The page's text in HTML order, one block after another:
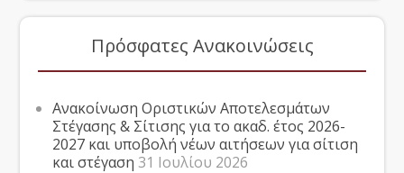
Πρόσφατες Ανακοινώσεις
Ανακοίνωση Οριστικών Αποτελεσμάτων
Στέγασης & Σίτισης για το ακαδ. έτος 2026-
2027 και υποβολή νέων αιτήσεων για σίτιση
και στέγαση 31 Ιουλίου 2026